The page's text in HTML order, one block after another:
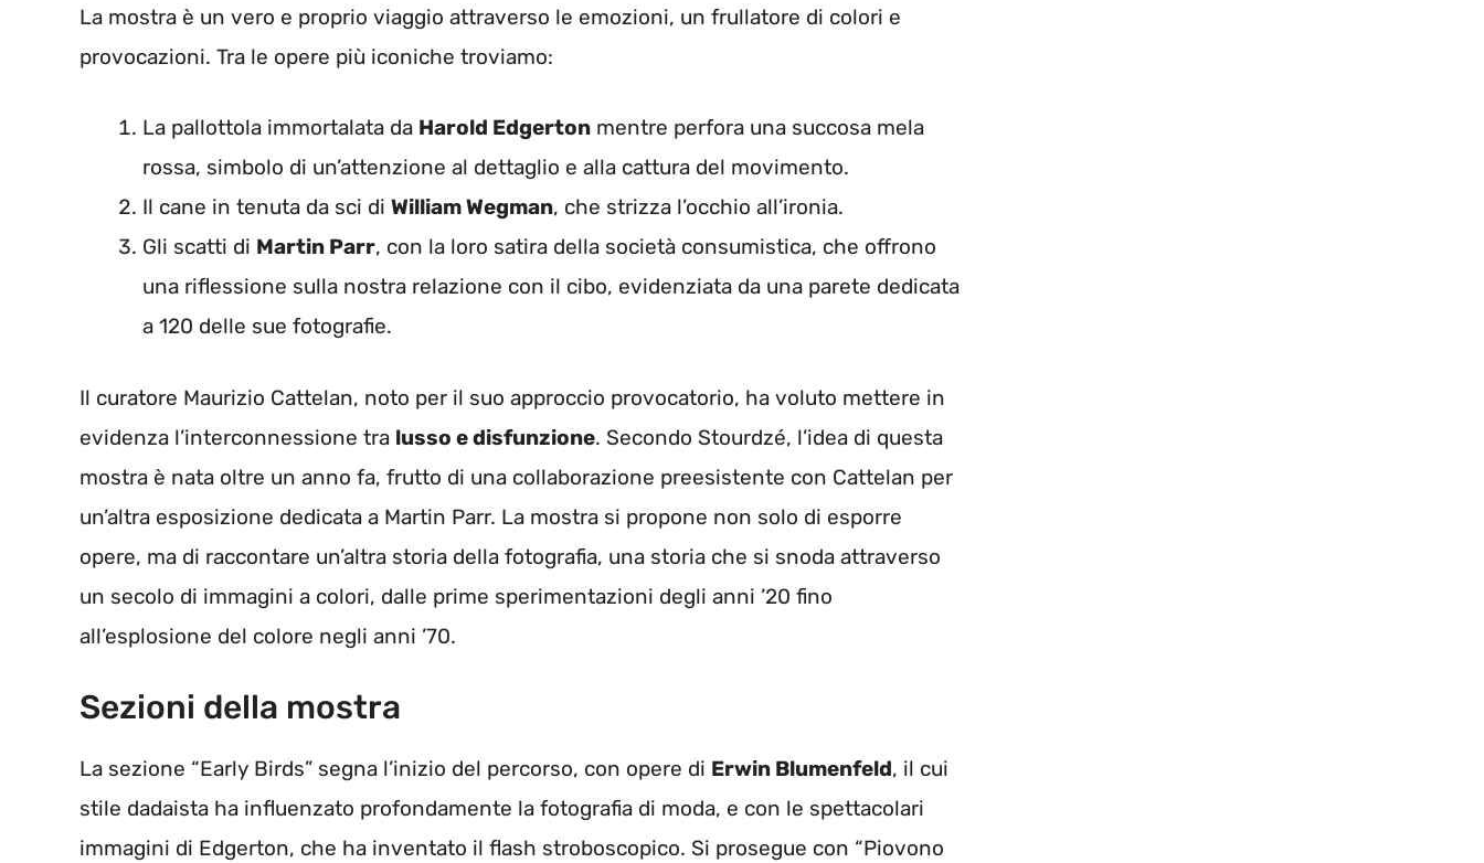
La mostra è un vero e proprio viaggio attraverso le emozioni, un frullatore di colori e
provocazioni. Tra le opere più iconiche troviamo:
La pallottola immortalata da Harold Edgerton mentre perfora una succosa mela
rossa, simbolo di un’attenzione al dettaglio e alla cattura del movimento.
Il cane in tenuta da sci di William Wegman, che strizza l’occhio all’ironia.
Gli scatti di Martin Parr, con la loro satira della società consumistica, che offrono
una riflessione sulla nostra relazione con il cibo, evidenziata da una parete dedicata
a 120 delle sue fotografie.
Il curatore Maurizio Cattelan, noto per il suo approccio provocatorio, ha voluto mettere in
evidenza l’interconnessione tra lusso e disfunzione. Secondo Stourdzé, l’idea di questa
mostra è nata oltre un anno fa, frutto di una collaborazione preesistente con Cattelan per
un’altra esposizione dedicata a Martin Parr. La mostra si propone non solo di esporre
opere, ma di raccontare un’altra storia della fotografia, una storia che si snoda attraverso
un secolo di immagini a colori, dalle prime sperimentazioni degli anni ’20 fino
all’esplosione del colore negli anni ’70.
Sezioni della mostra
La sezione “Early Birds” segna l’inizio del percorso, con opere di Erwin Blumenfeld, il cui
stile dadaista ha influenzato profondamente la fotografia di moda, e con le spettacolari
immagini di Edgerton, che ha inventato il flash stroboscopico. Si prosegue con “Piovono